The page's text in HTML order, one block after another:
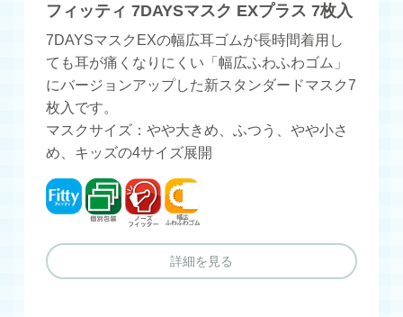
フィッティ 7DAYSマスク EXプラス 7枚入
7DAYSマスクEXの幅広耳ゴムが長時間着用し
ても耳が痛くなりにくい「幅広ふわふわゴム」
にバージョンアップした新スタンダードマスク7
枚入です。
マスクサイズ：やや大きめ、ふつう、やや小さ
め、キッズの4サイズ展開
フィッティ個別包装ノーズフィッター
詳細を見る